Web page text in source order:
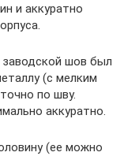
и аккуратно
заводской шов был
(с мелким
по шву.
аккуратно.
(ее можно